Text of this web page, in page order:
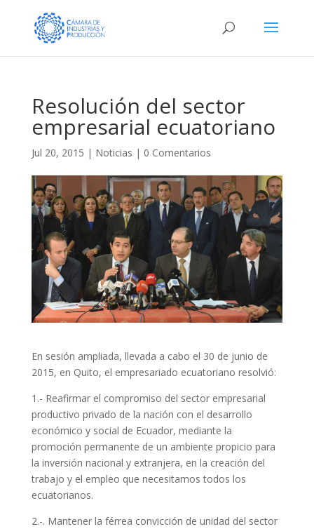
Resolución del sector
empresarial ecuatoriano
Jul 20, 2015 | Noticias | 0 Comentarios
En sesión ampliada, llevada a cabo el 30 de junio de
2015, en Quito, el empresariado ecuatoriano resolvió:
1.- Reafirmar el compromiso del sector empresarial
productivo privado de la nación con el desarrollo
económico y social de Ecuador, mediante la
promoción permanente de un ambiente propicio para
la inversión nacional y extranjera, en la creación del
trabajo y el empleo que necesitamos todos los
ecuatorianos.
2.-. Mantener la férrea convicción de unidad del sector